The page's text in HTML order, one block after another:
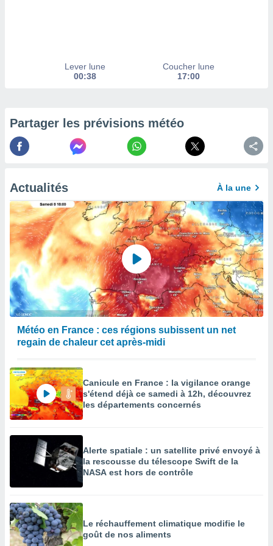
des
le
des
des
des
votre
sur
Lever lune
00:38
Coucher lune
17:00
Partager les prévisions météo
Actualités À la une
Météo en France : ces régions subissent un net
regain de chaleur cet après-midi
Canicule en France : la vigilance orange
s'étend déjà ce samedi à 12h, découvrez
les départements concernés
Alerte spatiale : un satellite privé envoyé à
la rescousse du télescope Swift de la
NASA est hors de contrôle
Le réchauffement climatique modifie le
goût de nos aliments